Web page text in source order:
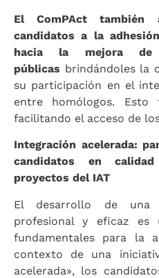
El ComPAct también
candidatos a la
hacia la mejora de
públicas brindándoles la
su participación en el
entre homólogos. Esto
facilitando el acceso de
Integración acelerada:
candidatos en
proyectos del IAT
El desarrollo de una
profesional y eficaz es
fundamentales para la
contexto de una
acelerada», los